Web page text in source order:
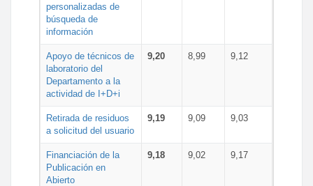
personalizadas de
búsqueda de
información
Apoyo de técnicos de
laboratorio del
Departamento a la
actividad de I+D+i
9,20 8,99 9,12
Retirada de residuos
a solicitud del usuario
9,19 9,09 9,03
Financiación de la
Publicación en
Abierto
9,18 9,02 9,17